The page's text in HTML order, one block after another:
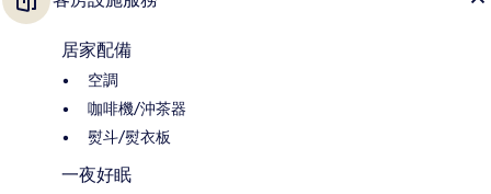
居家配備
空調
咖啡機/沖茶器
熨斗/熨衣板
一夜好眠